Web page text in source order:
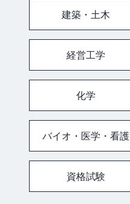
建築・土木
経営工学
化学
バイオ・医学・看護
資格試験